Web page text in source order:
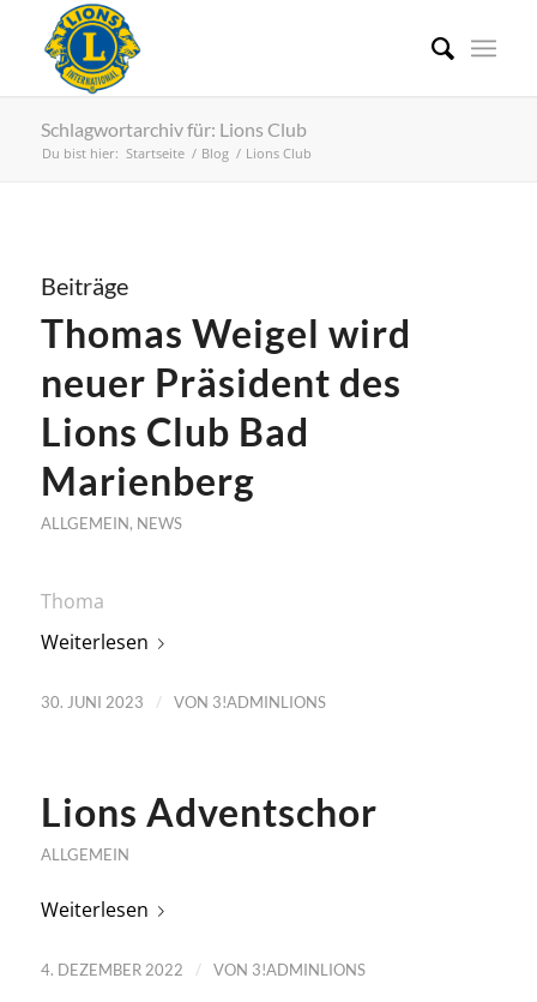
Schlagwortarchiv für: Lions Club
Du bist hier: Startseite / Blog / Lions Club
Beiträge
Thomas Weigel wird
neuer Präsident des
Lions Club Bad
Marienberg
ALLGEMEIN, NEWS
Thoma
Weiterlesen
30. JUNI 2023 / VON 3!ADMINLIONS
Lions Adventschor
ALLGEMEIN
Weiterlesen
4. DEZEMBER 2022 / VON 3!ADMINLIONS